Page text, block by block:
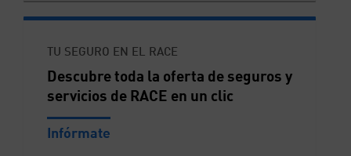
TU SEGURO EN EL RACE
Descubre toda la oferta de seguros y
servicios de RACE en un clic
Infórmate